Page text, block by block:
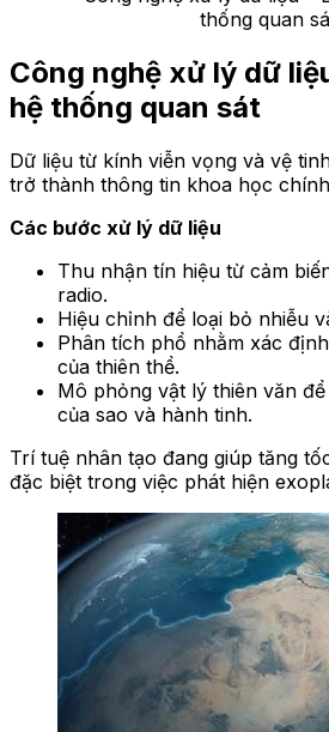
thống quan
Công nghệ xử lý dữ
hệ thống quan sát
Dữ liệu từ kính viễn vọng và vệ
trở thành thông tin khoa học
Các bước xử lý dữ liệu
Thu nhận tín hiệu từ cảm
radio.
Hiệu chỉnh để loại bỏ nhiễu
Phân tích phổ nhằm xác
của thiên thể.
Mô phỏng vật lý thiên văn
của sao và hành tinh.
Trí tuệ nhân tạo đang giúp tăng
đặc biệt trong việc phát hiện